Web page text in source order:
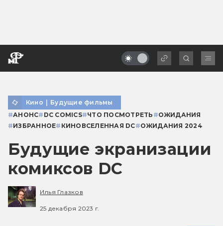
Кино | Будущие фильмы
#АНОНС# DC COMICS#ЧТО ПОСМОТРЕТЬ #ОЖИДАНИЯ
#ИЗБРАННОЕ# КИНОВСЕЛЕННАЯ DC#ОЖИДАНИЯ 2024
Будущие экранизации
комиксов DC
Илья Глазков
25 декабря 2023 г.